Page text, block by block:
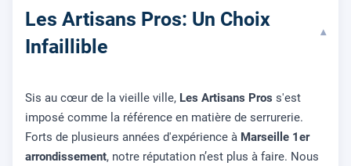
Les Artisans Pros: Un Choix
Infaillible
▾
Sis au cœur de la vieille ville, Les Artisans Pros s'est
imposé comme la référence en matière de serrurerie.
Forts de plusieurs années d'expérience à Marseille 1er
arrondissement, notre réputation n’est plus à faire. Nous